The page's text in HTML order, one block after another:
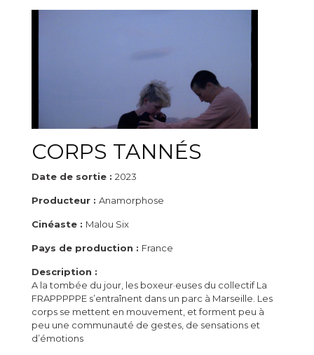
CORPS TANNÉS
Date de sortie : 2023
Producteur : Anamorphose
Cinéaste : Malou Six
Pays de production : France
Description :
A la tombée du jour, les boxeur·euses du collectif La
FRAPPPPPE s’entraînent dans un parc à Marseille. Les
corps se mettent en mouvement, et forment peu à
peu une communauté de gestes, de sensations et
d’émotions